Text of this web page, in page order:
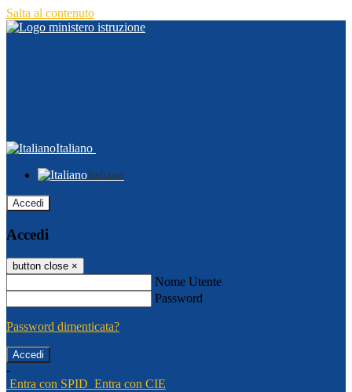
Salta al contenuto
Italiano
Italiano
Accedi
Accedi
button close ×
Nome Utente
Password
Password dimenticata?
-
Entra con SPID Entra con CIE